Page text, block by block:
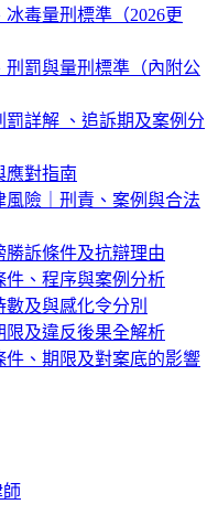
毒量刑標準（2026更
罰與量刑標準（內附公
詳解 、追訴期及案例分
應對指南
險｜刑責、案例與合法
訴條件及抗辯理由
件、程序與案例分析
及與感化令分別
限及違反後果全解析
、期限及對案底的影響